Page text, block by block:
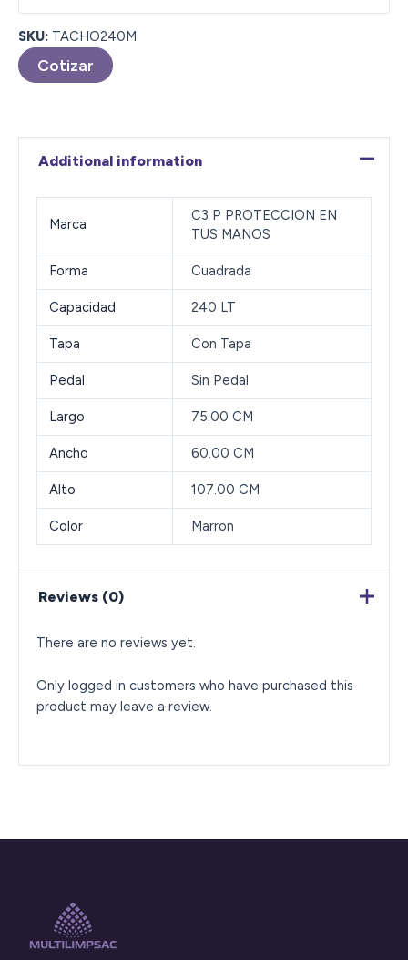
SKU: TACHO240M
Cotizar
Additional information
Marca
C3 P PROTECCION EN
TUS MANOS
Forma Cuadrada
Capacidad 240 LT
Tapa Con Tapa
Pedal Sin Pedal
Largo 75.00 CM
Ancho 60.00 CM
Alto 107.00 CM
Color Marron
Reviews (0)
There are no reviews yet.
Only logged in customers who have purchased this
product may leave a review.